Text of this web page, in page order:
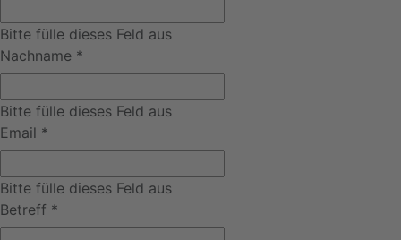
Bitte fülle dieses Feld aus
Nachname *
Bitte fülle dieses Feld aus
Email *
Bitte fülle dieses Feld aus
Betreff *